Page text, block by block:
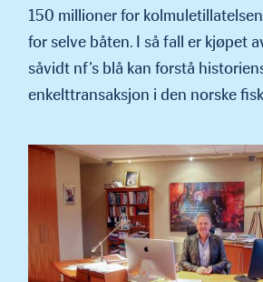
150 millioner for
for selve båten. I så fall er kjøpet
såvidt nf’s blå kan forstå
enkelttransaksjon i den norske